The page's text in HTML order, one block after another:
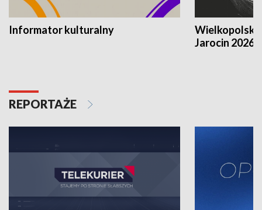
Informator kulturalny
Jarocin 2026
REPORTAŻE